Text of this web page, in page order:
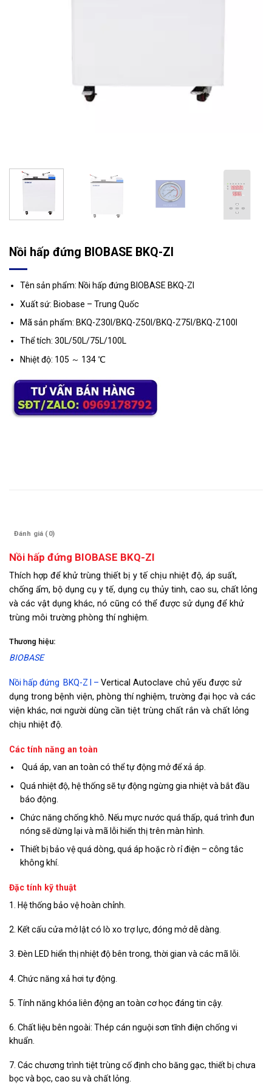
Nồi hấp đứng BIOBASE BKQ-ZI
Tên sản phẩm: Nồi hấp đứng BIOBASE BKQ-ZI
Xuất sứ: Biobase – Trung Quốc
Mã sản phẩm: BKQ-Z30I/BKQ-Z50I/BKQ-Z75I/BKQ-Z100I
Thể tích: 30L/50L/75L/100L
Nhiệt độ: 105 ～ 134 ℃
Đánh giá (0)
Nồi hấp đứng BIOBASE BKQ-ZI
Thích hợp để khử trùng thiết bị y tế chịu nhiệt độ, áp suất,
chống ẩm, bộ dụng cụ y tế, dụng cụ thủy tinh, cao su, chất lỏng
và các vật dụng khác, nó cũng có thể được sử dụng để khử
trùng môi trường phòng thí nghiệm.
Thương hiệu:
BIOBASE
Nồi hấp đứng BKQ-Z I – Vertical Autoclave chủ yếu được sử
dụng trong bệnh viện, phòng thí nghiệm, trường đại học và các
viện khác, nơi người dùng cần tiệt trùng chất rắn và chất lỏng
chịu nhiệt độ.
Các tính năng an toàn
Quá áp, van an toàn có thể tự động mở để xả áp.
Quá nhiệt độ, hệ thống sẽ tự động ngừng gia nhiệt và bắt đầu
báo động.
Chức năng chống khô. Nếu mực nước quá thấp, quá trình đun
nóng sẽ dừng lại và mã lỗi hiển thị trên màn hình.
Thiết bị bảo vệ quá dòng, quá áp hoặc rò rỉ điện – công tắc
không khí.
Đặc tính kỹ thuật
1. Hệ thống bảo vệ hoàn chỉnh.
2. Kết cấu cửa mở lật có lò xo trợ lực, đóng mở dễ dàng.
3. Đèn LED hiển thị nhiệt độ bên trong, thời gian và các mã lỗi.
4. Chức năng xả hơi tự động.
5. Tính năng khóa liên động an toàn cơ học đáng tin cậy.
6. Chất liệu bên ngoài: Thép cán nguội sơn tĩnh điện chống vi
khuẩn.
7. Các chương trình tiệt trùng cố định cho băng gạc, thiết bị chưa
bọc và bọc, cao su và chất lỏng.